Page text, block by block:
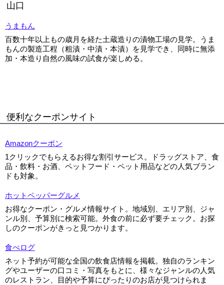
山口
うまもん
百数十年以上もの歳月を経た土蔵造りの漬物工場の見学。うま
もんの製造工程（粗漬・中漬・本漬）を見学でき、同時に無添
加・本造り自然の風味の試食が楽しめる。
便利なクーポンサイト
Amazonクーポン
1クリックでもらえるお得な割引サービス。ドラッグストア、食
品・飲料・お酒、ペットフード・ペット用品などの人気ブラン
ドも対象。
ホットペッパーグルメ
お得なクーポン・グルメ情報サイト。地域別、エリア別、ジャ
ンル別、予算別に検索可能。外食の前に必ず要チェック。お探
しのクーポンがきっと見つかります。
食べログ
ネット予約が可能な全国の飲食店情報を掲載。独自のランキン
グやユーザーの口コミ・写真をもとに、様々なジャンルの人気
のレストラン、目的や予算にぴったりのお店が見つけられま